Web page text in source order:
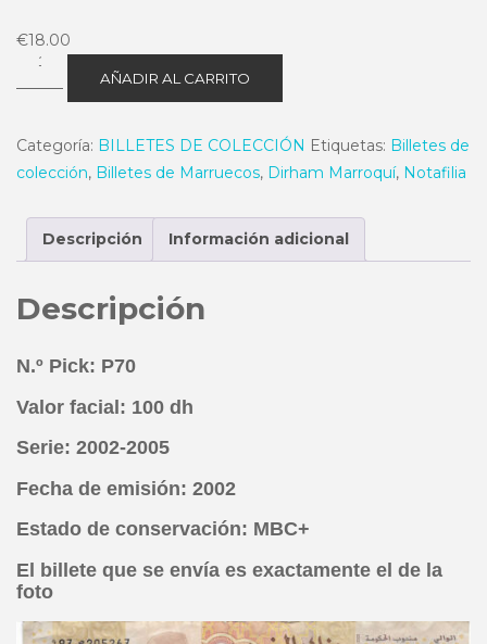
€18.00
100
Dh
2005
P70
MBC+
cantidad
AÑADIR AL CARRITO
Categoría: BILLETES DE COLECCIÓN Etiquetas: Billetes de
colección, Billetes de Marruecos, Dirham Marroquí, Notafilia
Descripción Información adicional
Descripción
N.º Pick: P70
Valor facial: 100 dh
Serie: 2002-2005
Fecha de emisión: 2002
Estado de conservación: MBC+
El billete que se envía es exactamente el de la
foto